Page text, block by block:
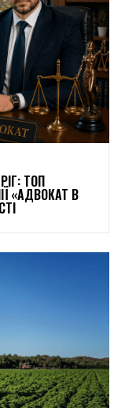
ТОП
«АДВОКАТ В